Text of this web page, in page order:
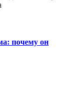
почему он